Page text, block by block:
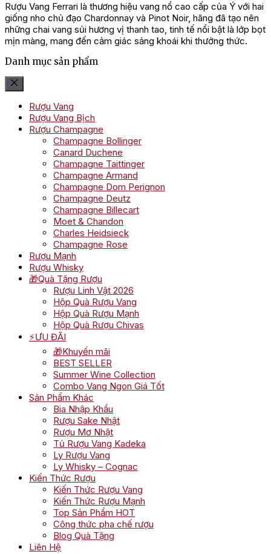
Rượu Vang Ferrari là thương hiệu vang nổ cao cấp của Ý với hai
giống nho chủ đạo Chardonnay và Pinot Noir, hãng đã tạo nên
những chai vang sủi hương vị thanh tao, tinh tế nổi bật là lớp bọt
mịn màng, mang đến cảm giác sảng khoái khi thưởng thức.
Danh mục sản phẩm
Rượu Vang
Rượu Vang Bịch
Rượu Champagne
Champagne Bollinger
Canard Duchene
Champagne Taittinger
Champagne Armand
Champagne Dom Perignon
Champagne Deutz
Champagne Billecart
Moet & Chandon
Charles Heidsieck
Champagne Rose
Rượu Mạnh
Rượu Whisky
🎁Quà Tặng Rượu
Rượu Linh Vật 2026
Hộp Quà Rượu Vang
Hộp Quà Rượu Mạnh
Hộp Quà Rượu Chivas
⚡ƯU ĐÃI
🎁Khuyến mãi
BEST SELLER
Summer Wine Collection
Combo Vang Ngon Giá Tốt
Sản Phẩm Khác
Bia Nhập Khẩu
Rượu Sake Nhật
Rượu Mơ Nhật
Tủ Rượu Vang Kadeka
Ly Rượu Vang
Ly Whisky – Cognac
Kiến Thức Rượu
Kiến Thức Rượu Vang
Kiến Thức Rượu Mạnh
Top Sản Phẩm HOT
Công thức pha chế rượu
Blog Quà Tặng
Liên Hệ